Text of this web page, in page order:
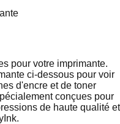
pour votre imprimante.
ci-dessous pour voir
d'encre et de toner
conçues pour
de haute qualité et